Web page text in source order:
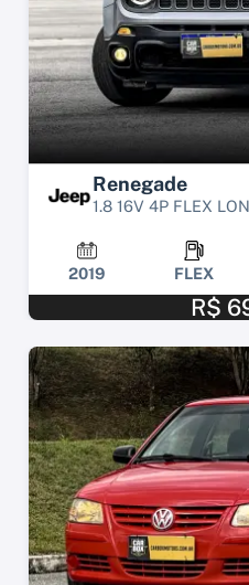
Renegade
1.8 16V 4P FLEX
2019 FLEX
R$